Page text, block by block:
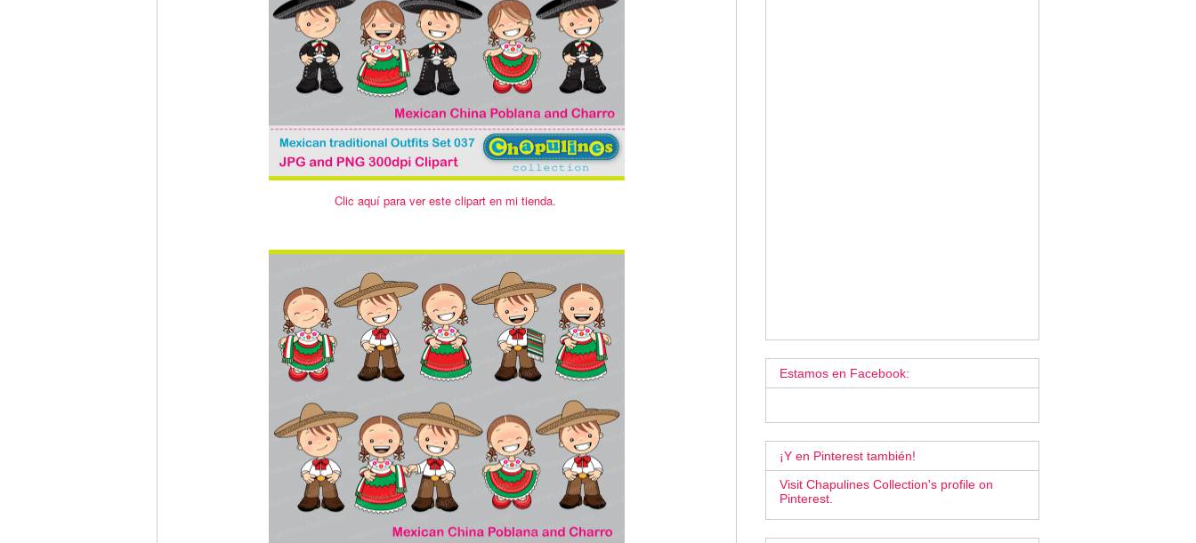
Clic aquí para ver este clipart en mi tienda.
Estamos en Facebook:
¡Y en Pinterest también!
Visit Chapulines Collection's profile on
Pinterest.